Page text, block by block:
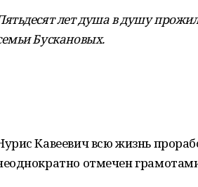
лет душа в душу
Бускановых.
Кавеевич всю жизнь
отмечен